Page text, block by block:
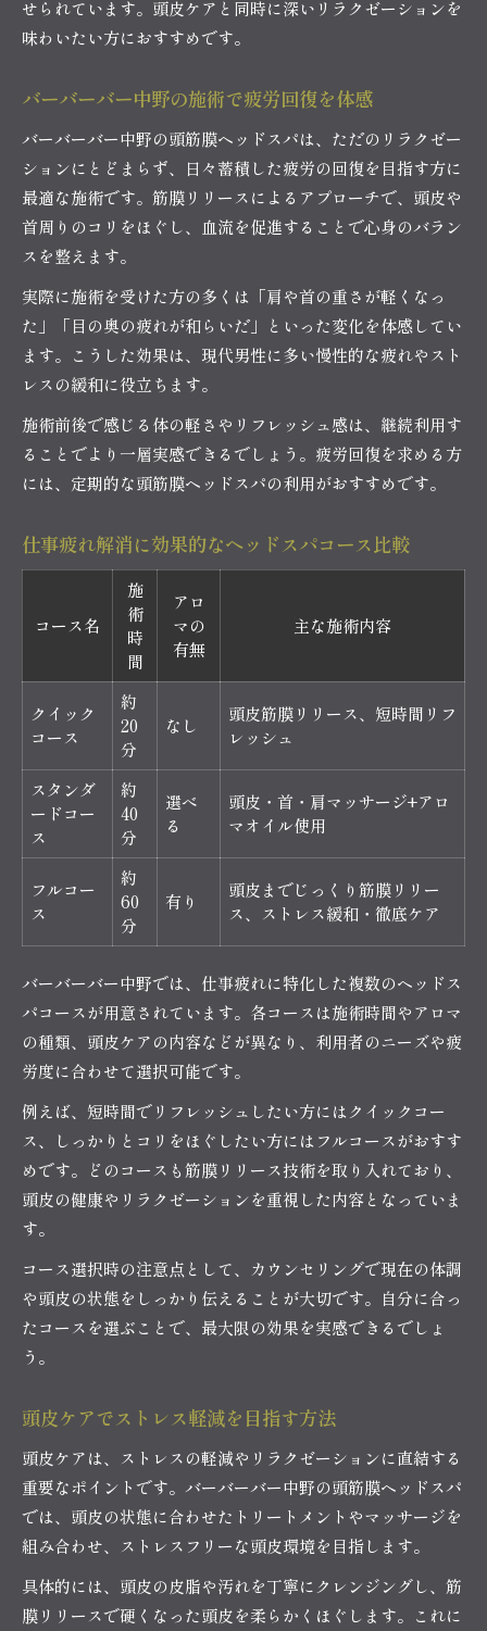
せられています。頭皮ケアと同時に深いリラクゼーションを
味わいたい方におすすめです。
バーバーバー中野の施術で疲労回復を体感
バーバーバー中野の頭筋膜ヘッドスパは、ただのリラクゼー
ションにとどまらず、日々蓄積した疲労の回復を目指す方に
最適な施術です。筋膜リリースによるアプローチで、頭皮や
首周りのコリをほぐし、血流を促進することで心身のバラン
スを整えます。
実際に施術を受けた方の多くは「肩や首の重さが軽くなっ
た」「目の奥の疲れが和らいだ」といった変化を体感してい
ます。こうした効果は、現代男性に多い慢性的な疲れやスト
レスの緩和に役立ちます。
施術前後で感じる体の軽さやリフレッシュ感は、継続利用す
ることでより一層実感できるでしょう。疲労回復を求める方
には、定期的な頭筋膜ヘッドスパの利用がおすすめです。
仕事疲れ解消に効果的なヘッドスパコース比較
コース名
施
術
時
間
アロ
マの
有無
主な施術内容
クイック
コース
約
20
分
なし
頭皮筋膜リリース、短時間リフ
レッシュ
スタンダ
ードコー
ス
約
40
分
選べ
る
頭皮・首・肩マッサージ+アロ
マオイル使用
フルコー
ス
約
60
分
有り
頭皮までじっくり筋膜リリー
ス、ストレス緩和・徹底ケア
バーバーバー中野では、仕事疲れに特化した複数のヘッドス
パコースが用意されています。各コースは施術時間やアロマ
の種類、頭皮ケアの内容などが異なり、利用者のニーズや疲
労度に合わせて選択可能です。
例えば、短時間でリフレッシュしたい方にはクイックコー
ス、しっかりとコリをほぐしたい方にはフルコースがおすす
めです。どのコースも筋膜リリース技術を取り入れており、
頭皮の健康やリラクゼーションを重視した内容となっていま
す。
コース選択時の注意点として、カウンセリングで現在の体調
や頭皮の状態をしっかり伝えることが大切です。自分に合っ
たコースを選ぶことで、最大限の効果を実感できるでしょ
う。
頭皮ケアでストレス軽減を目指す方法
頭皮ケアは、ストレスの軽減やリラクゼーションに直結する
重要なポイントです。バーバーバー中野の頭筋膜ヘッドスパ
では、頭皮の状態に合わせたトリートメントやマッサージを
組み合わせ、ストレスフリーな頭皮環境を目指します。
具体的には、頭皮の皮脂や汚れを丁寧にクレンジングし、筋
膜リリースで硬くなった頭皮を柔らかくほぐします。これに